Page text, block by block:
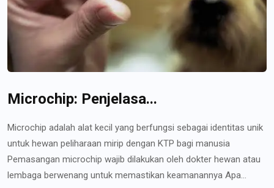
Microchip: Penjelasa...
Microchip adalah alat kecil yang berfungsi sebagai identitas unik
untuk hewan peliharaan mirip dengan KTP bagi manusia
Pemasangan microchip wajib dilakukan oleh dokter hewan atau
lembaga berwenang untuk memastikan keamanannya Apa...